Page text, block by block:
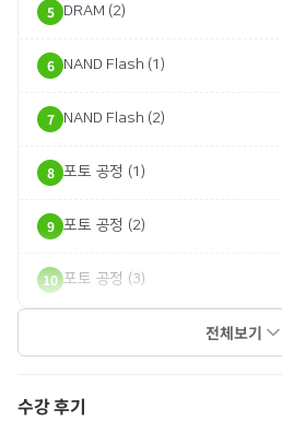
5 DRAM (2)
6 NAND Flash (1)
7 NAND Flash (2)
8 포토 공정 (1)
9 포토 공정 (2)
10 포토 공정 (3)
전체보기
수강 후기